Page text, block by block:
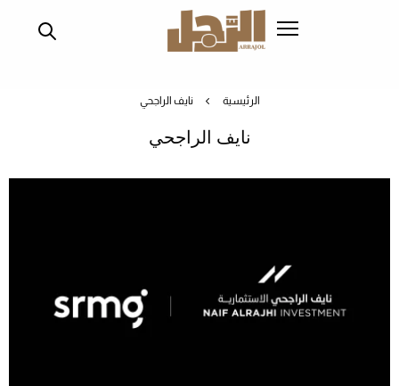
الرئيسية نايف الراجحي
نايف الراجحي